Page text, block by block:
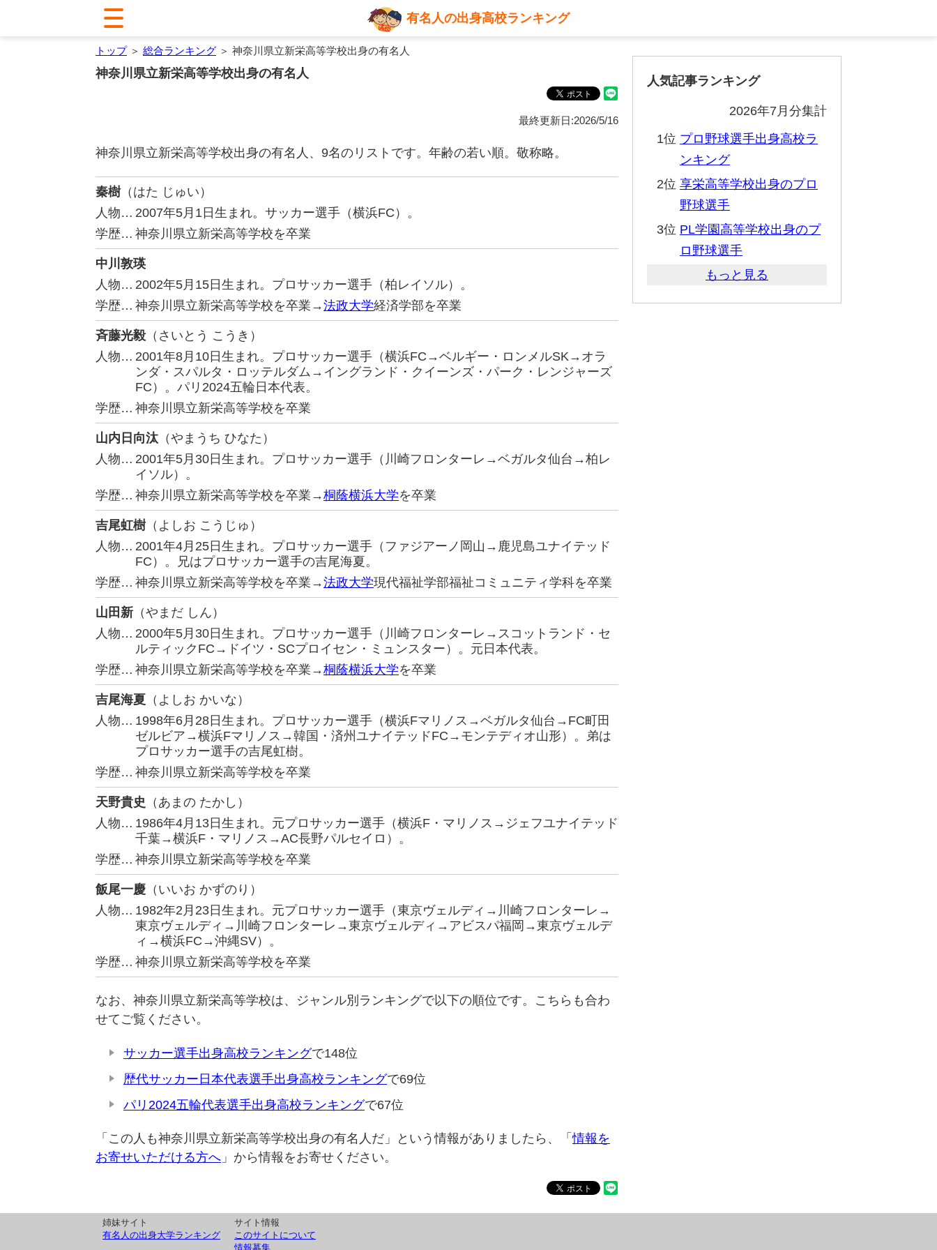
有名人の出身高校ランキング
トップ＞ 総合ランキング ＞ 神奈川県立新栄高等学校出身の有名人
神奈川県立新栄高等学校出身の有名人
最終更新日:2026/5/16
神奈川県立新栄高等学校出身の有名人、9名のリストです。年齢の若い順。敬称略。
秦樹（はた じゅい）
人物… 2007年5月1日生まれ。サッカー選手（横浜FC）。
学歴… 神奈川県立新栄高等学校を卒業
中川敦瑛
人物… 2002年5月15日生まれ。プロサッカー選手（柏レイソル）。
学歴… 神奈川県立新栄高等学校を卒業→法政大学経済学部を卒業
斉藤光毅 （さいとう こうき）
人物… 2001年8月10日生まれ。プロサッカー選手（横浜FC→ベルギー・ロンメルSK→オラ
ンダ・スパルタ・ロッテルダム→イングランド・クイーンズ・パーク・レンジャーズ
FC）。パリ2024五輪日本代表。
学歴… 神奈川県立新栄高等学校を卒業
山内日向汰 （やまうち ひなた）
人物… 2001年5月30日生まれ。プロサッカー選手（川崎フロンターレ→ベガルタ仙台→柏レ
イソル）。
学歴… 神奈川県立新栄高等学校を卒業→桐蔭横浜大学を卒業
吉尾虹樹（よしお こうじゅ）
人物… 2001年4月25日生まれ。プロサッカー選手（ファジアーノ岡山→鹿児島ユナイテッド
FC）。兄はプロサッカー選手の吉尾海夏。
学歴… 神奈川県立新栄高等学校を卒業→法政大学現代福祉学部福祉コミュニティ学科を卒業
山田新 （やまだ しん）
人物… 2000年5月30日生まれ。プロサッカー選手（川崎フロンターレ→スコットランド・セ
ルティックFC→ドイツ・SCプロイセン・ミュンスター）。元日本代表。
学歴… 神奈川県立新栄高等学校を卒業→桐蔭横浜大学を卒業
吉尾海夏 （よしお かいな）
人物… 1998年6月28日生まれ。プロサッカー選手（横浜Fマリノス→ベガルタ仙台→FC町田
ゼルビア→横浜Fマリノス→韓国・済州ユナイテッドFC→モンテディオ山形）。弟は
プロサッカー選手の吉尾虹樹。
学歴… 神奈川県立新栄高等学校を卒業
天野貴史 （あまの たかし）
人物… 1986年4月13日生まれ。元プロサッカー選手（横浜F・マリノス→ジェフユナイテッド
千葉→横浜F・マリノス→AC長野パルセイロ）。
学歴… 神奈川県立新栄高等学校を卒業
飯尾一慶 （いいお かずのり）
人物… 1982年2月23日生まれ。元プロサッカー選手（東京ヴェルディ→川崎フロンターレ→
東京ヴェルディ→川崎フロンターレ→東京ヴェルディ→アビスパ福岡→東京ヴェルデ
ィ→横浜FC→沖縄SV）。
学歴… 神奈川県立新栄高等学校を卒業
なお、神奈川県立新栄高等学校は、ジャンル別ランキングで以下の順位です。こちらも合わ
せてご覧ください。
サッカー選手出身高校ランキングで148位
歴代サッカー日本代表選手出身高校ランキングで69位
パリ2024五輪代表選手出身高校ランキングで67位
「この人も神奈川県立新栄高等学校出身の有名人だ」という情報がありましたら、「情報を
お寄せいただける方へ 」から情報をお寄せください。
人気記事ランキング
2026年7月分集計
1位 プロ野球選手出身高校ラ
ンキング
2位 享栄高等学校出身のプロ
野球選手
3位 PL学園高等学校出身のプ
ロ野球選手
もっと見る
姉妹サイト
有名人の出身大学ランキング
サイト情報
このサイトについて
情報募集